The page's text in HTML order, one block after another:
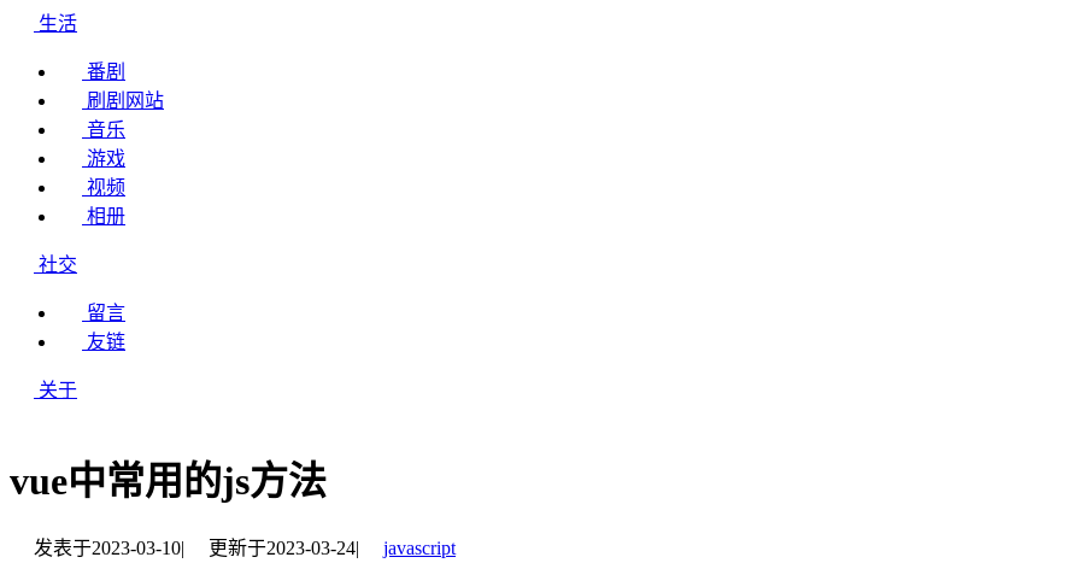
生活
番剧
刷剧网站
音乐
游戏
视频
相册
社交
留言
友链
关于
vue中常用的js方法
发表于2023-03-10| 更新于2023-03-24|
javascript